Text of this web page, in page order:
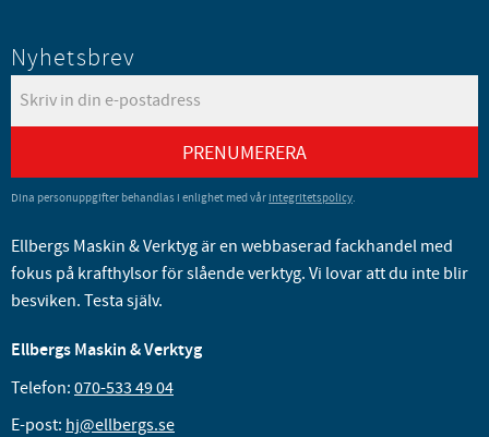
Nyhetsbrev
PRENUMERERA
Dina personuppgifter behandlas i enlighet med vår integritetspolicy.
Ellbergs Maskin & Verktyg är en webbaserad fackhandel med
fokus på krafthylsor för slående verktyg. Vi lovar att du inte blir
besviken. Testa själv.
Ellbergs Maskin & Verktyg
Telefon: 070-533 49 04
E-post: hj@ellbergs.se